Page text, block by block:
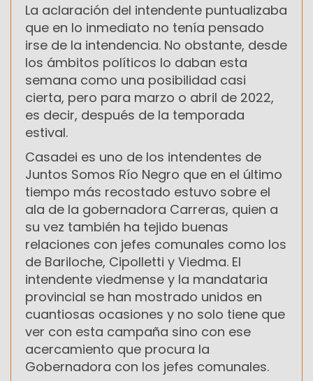
La aclaración del intendente puntualizaba
que en lo inmediato no tenía pensado
irse de la intendencia. No obstante, desde
los ámbitos políticos lo daban esta
semana como una posibilidad casi
cierta, pero para marzo o abril de 2022,
es decir, después de la temporada
estival.
Casadei es uno de los intendentes de
Juntos Somos Río Negro que en el último
tiempo más recostado estuvo sobre el
ala de la gobernadora Carreras, quien a
su vez también ha tejido buenas
relaciones con jefes comunales como los
de Bariloche, Cipolletti y Viedma. El
intendente viedmense y la mandataria
provincial se han mostrado unidos en
cuantiosas ocasiones y no solo tiene que
ver con esta campaña sino con ese
acercamiento que procura la
Gobernadora con los jefes comunales.